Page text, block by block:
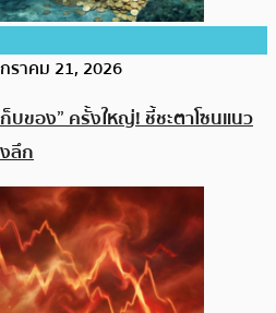
ราคม 21, 2026
ของ” ครั้งใหญ่! ชี้ชะตาโซนแนว
ลึก